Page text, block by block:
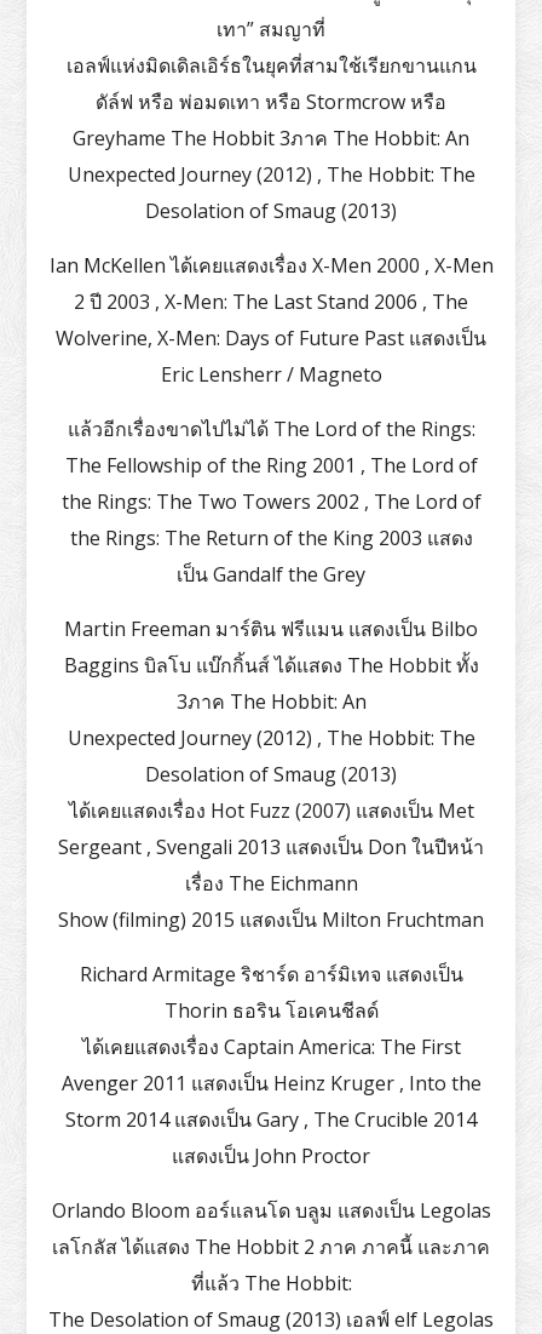
เทา” สมญาที่
เอลฟ์แห่งมิดเดิลเอิร์ธในยุคที่สามใช้เรียกขานแกน
ดัล์ฟ หรือ พ่อมดเทา หรือ Stormcrow หรือ
Greyhame The Hobbit 3ภาค The Hobbit: An
Unexpected Journey (2012) , The Hobbit: The
Desolation of Smaug (2013)
Ian McKellen ได้เคยแสดงเรื่อง X-Men 2000 , X-Men
2 ปี 2003 , X-Men: The Last Stand 2006 , The
Wolverine, X-Men: Days of Future Past แสดงเป็น
Eric Lensherr / Magneto
แล้วอีกเรื่องขาดไปไม่ได้ The Lord of the Rings:
The Fellowship of the Ring 2001 , The Lord of
the Rings: The Two Towers 2002 , The Lord of
the Rings: The Return of the King 2003 แสดง
เป็น Gandalf the Grey
Martin Freeman มาร์ติน ฟรีแมน แสดงเป็น Bilbo
Baggins บิลโบ แบ๊กกิ้นส์ ได้แสดง The Hobbit ทั้ง
3ภาค The Hobbit: An
Unexpected Journey (2012) , The Hobbit: The
Desolation of Smaug (2013)
ได้เคยแสดงเรื่อง Hot Fuzz (2007) แสดงเป็น Met
Sergeant , Svengali 2013 แสดงเป็น Don ในปีหน้า
เรื่อง The Eichmann
Show (filming) 2015 แสดงเป็น Milton Fruchtman
Richard Armitage ริชาร์ด อาร์มิเทจ แสดงเป็น
Thorin ธอริน โอเคนชีลด์
ได้เคยแสดงเรื่อง Captain America: The First
Avenger 2011 แสดงเป็น Heinz Kruger , Into the
Storm 2014 แสดงเป็น Gary , The Crucible 2014
แสดงเป็น John Proctor
Orlando Bloom ออร์แลนโด บลูม แสดงเป็น Legolas
เลโกลัส ได้แสดง The Hobbit 2 ภาค ภาคนี้ และภาค
ที่แล้ว The Hobbit:
The Desolation of Smaug (2013) เอลฟ์ elf Legolas